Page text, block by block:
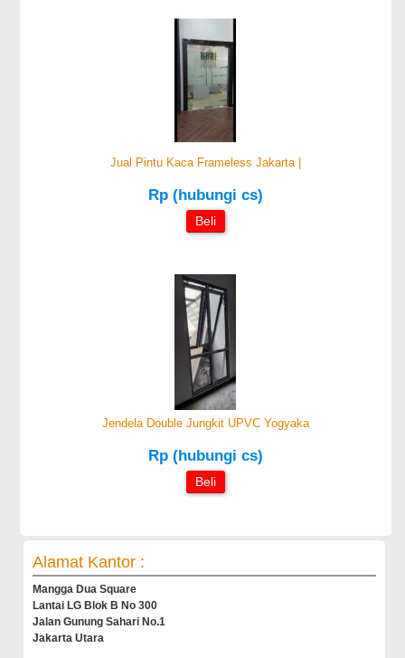
Jual Pintu Kaca Frameless Jakarta |
Rp (hubungi cs)
Beli
Jendela Double Jungkit UPVC Yogyaka
Rp (hubungi cs)
Beli
Alamat Kantor :
Mangga Dua Square
Lantai LG Blok B No 300
Jalan Gunung Sahari No.1
Jakarta Utara